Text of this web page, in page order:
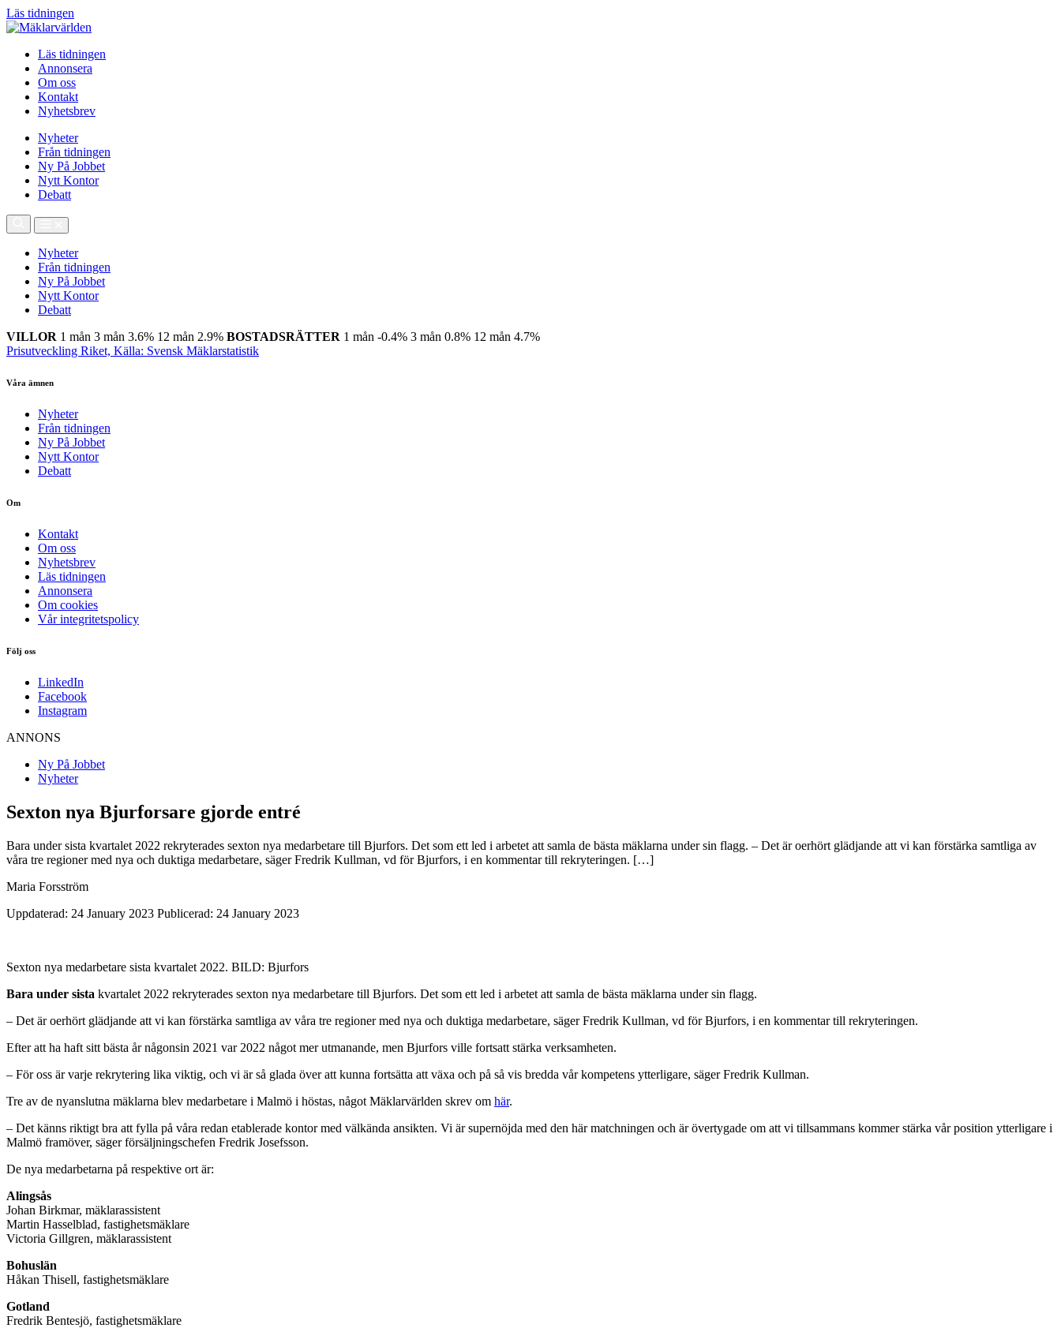
Läs tidningen
Läs tidningen
Annonsera
Om oss
Kontakt
Nyhetsbrev
Nyheter
Från tidningen
Ny På Jobbet
Nytt Kontor
Debatt
Nyheter
Från tidningen
Ny På Jobbet
Nytt Kontor
Debatt
VILLOR 1 mån 3 mån 3.6% 12 mån 2.9% BOSTADSRÄTTER 1 mån -0.4% 3 mån 0.8% 12 mån 4.7%
Prisutveckling Riket, Källa: Svensk Mäklarstatistik
Våra ämnen
Nyheter
Från tidningen
Ny På Jobbet
Nytt Kontor
Debatt
Om
Kontakt
Om oss
Nyhetsbrev
Läs tidningen
Annonsera
Om cookies
Vår integritetspolicy
Följ oss
LinkedIn
Facebook
Instagram
ANNONS
Ny På Jobbet
Nyheter
Sexton nya Bjurforsare gjorde entré
Bara under sista kvartalet 2022 rekryterades sexton nya medarbetare till Bjurfors. Det som ett led i arbetet att samla de bästa mäklarna under sin flagg. – Det är oerhört glädjande att vi kan förstärka samtliga av
våra tre regioner med nya och duktiga medarbetare, säger Fredrik Kullman, vd för Bjurfors, i en kommentar till rekryteringen. […]
Maria Forsström
Uppdaterad: 24 January 2023 Publicerad: 24 January 2023
Sexton nya medarbetare sista kvartalet 2022. BILD: Bjurfors
Bara under sista kvartalet 2022 rekryterades sexton nya medarbetare till Bjurfors. Det som ett led i arbetet att samla de bästa mäklarna under sin flagg.
– Det är oerhört glädjande att vi kan förstärka samtliga av våra tre regioner med nya och duktiga medarbetare, säger Fredrik Kullman, vd för Bjurfors, i en kommentar till rekryteringen.
Efter att ha haft sitt bästa år någonsin 2021 var 2022 något mer utmanande, men Bjurfors ville fortsatt stärka verksamheten.
– För oss är varje rekrytering lika viktig, och vi är så glada över att kunna fortsätta att växa och på så vis bredda vår kompetens ytterligare, säger Fredrik Kullman.
Tre av de nyanslutna mäklarna blev medarbetare i Malmö i höstas, något Mäklarvärlden skrev om här.
– Det känns riktigt bra att fylla på våra redan etablerade kontor med välkända ansikten. Vi är supernöjda med den här matchningen och är övertygade om att vi tillsammans kommer stärka vår position ytterligare i
Malmö framöver, säger försäljningschefen Fredrik Josefsson.
De nya medarbetarna på respektive ort är:
Alingsås
Johan Birkmar, mäklarassistent
Martin Hasselblad, fastighetsmäklare
Victoria Gillgren, mäklarassistent
Bohuslän
Håkan Thisell, fastighetsmäklare
Gotland
Fredrik Bentesjö, fastighetsmäklare